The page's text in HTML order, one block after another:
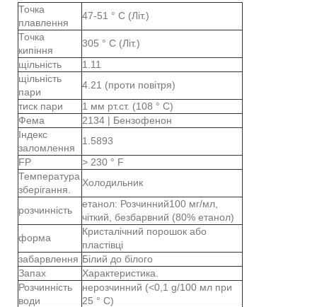
Точка
плавлення
47-51 ° C (Літ.)
Точка
кипіння
305 ° C (Літ.)
щільність
1.11
щільність
пари
4.21 (проти повітря)
тиск пари
1 мм рт.ст. (108 ° C)
Фема
2134 | Бензофенон
Індекс
заломлення
1.5893
FP
> 230 ° F
Температура
зберігання.
Холодильник
розчинність
етанол: Розчинний100 мг/мл,
чіткий, безбарвний (80% етанол)
форма
Кристалічний порошок або
пластівці
забарвлення Білий до білого
Запах
Характеристика.
Розчинність
води
нерозчинний (<0,1 g/100 мл при
25 ° С)